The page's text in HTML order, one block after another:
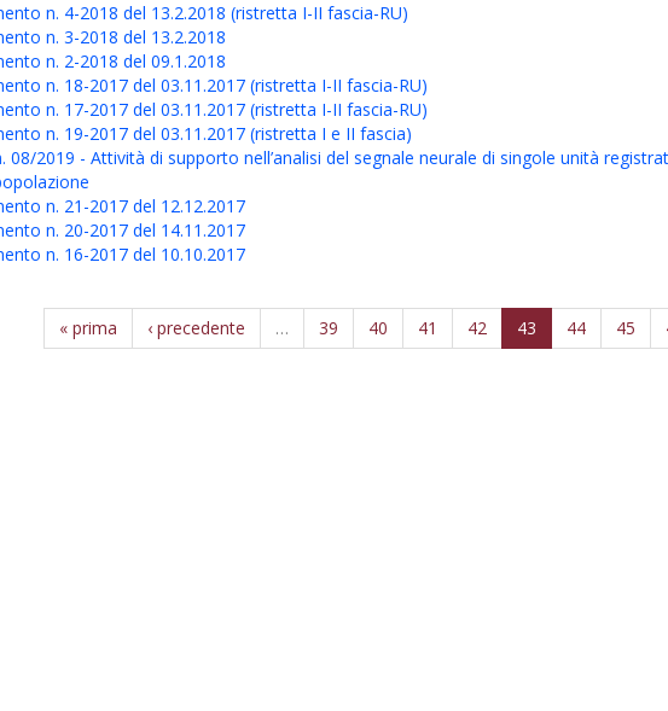
n. 4-2018 del 13.2.2018 (ristretta I-II fascia-RU)
n. 3-2018 del 13.2.2018
n. 2-2018 del 09.1.2018
n. 18-2017 del 03.11.2017 (ristretta I-II fascia-RU)
n. 17-2017 del 03.11.2017 (ristretta I-II fascia-RU)
n. 19-2017 del 03.11.2017 (ristretta I e II fascia)
08/2019 - Attività di supporto nell’analisi del segnale neurale di singole unità
n. 21-2017 del 12.12.2017
n. 20-2017 del 14.11.2017
n. 16-2017 del 10.10.2017
« prima ‹ precedente … 39 40 41 42 43 44 45